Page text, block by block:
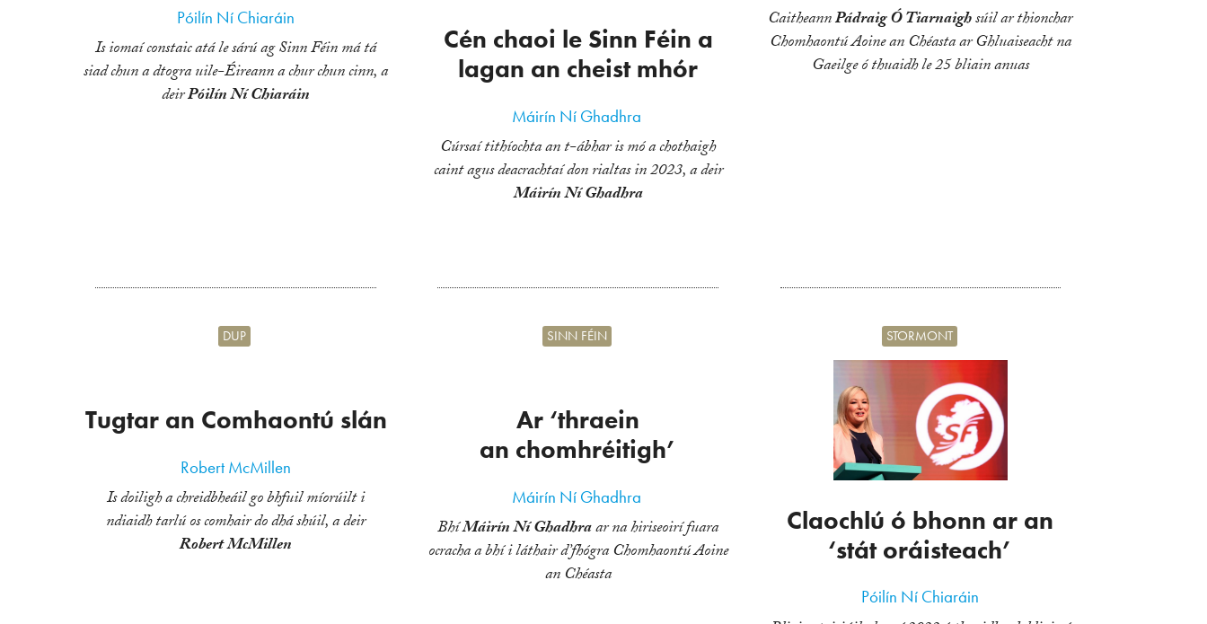
Póilín Ní Chiaráin
Is iomaí constaic atá le sárú ag Sinn Féin má tá
siad chun a dtogra uile-Éireann a chur chun cinn, a
deirPóilín Ní Chiaráin
Cén chaoi le Sinn Féin a
lagan an cheist mhór
Máirín Ní Ghadhra
Cúrsaí tithíochta an t-ábhar is mó a chothaigh
caint agus deacrachtaí don rialtas in 2023, a deir
Máirín Ní Ghadhra
CaitheannPádraig Ó Tiarnaighsúil ar thionchar
Chomhaontú Aoine an Chéasta ar Ghluaiseacht na
Gaeilge ó thuaidh le 25 bliain anuas
Tugtar an Comhaontú slán
DUP
Robert McMillen
Is doiligh a chreidbheáil go bhfuil míorúilt i
ndiaidh tarlú os comhair do dhá shúil, a deir
Robert McMillen
Ar ‘thraein
an chomhréitigh’
SINN FÉIN
Máirín Ní Ghadhra
BhíMáirín Ní Ghadhraar na hiriseoirí fuara
ocracha a bhí i láthair d’fhógra Chomhaontú Aoine
an Chéasta
Claochlú ó bhonn ar an
‘stát oráisteach’
STORMONT
Póilín Ní Chiaráin